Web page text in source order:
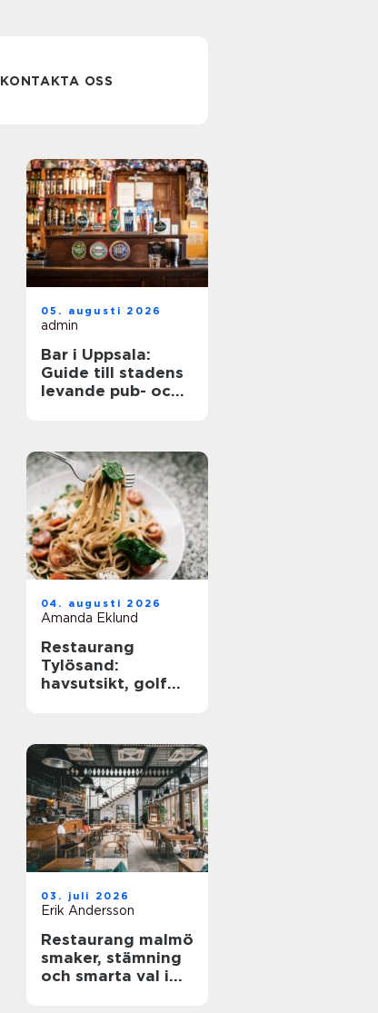
KONTAKTA OSS
05. augusti 2026
admin
Bar i Uppsala:
Guide till stadens
levande pub- och
04. augusti 2026
Amanda Eklund
Restaurang
Tylösand:
havsutsikt, golf
03. juli 2026
Erik Andersson
Restaurang malmö
smaker, stämning
och smarta val i